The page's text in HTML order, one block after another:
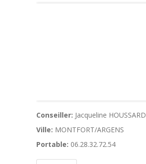
Conseiller: Jacqueline HOUSSARD
Ville: MONTFORT/ARGENS
Portable: 06.28.32.72.54